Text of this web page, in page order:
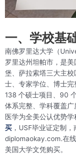
一、学校基
南佛罗里达大学（
罗里达州坦帕市，是
堡、萨拉索塔三大主
士、专家学位、博士完
138 个硕士项目、90
体系完整、学科覆盖
医学为全美公认优势学
买 ，USF毕业证定制
diplomaokay.com.在
美国大学文凭购买。